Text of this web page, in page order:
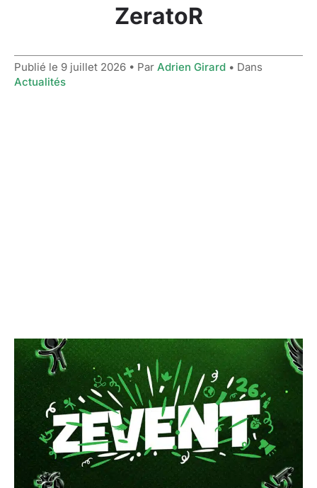
ZeratoR
Publié le 9 juillet 2026 • Par Adrien Girard • Dans
Actualités